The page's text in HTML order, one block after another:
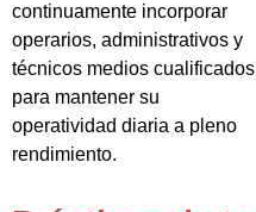
continuamente incorporar
operarios, administrativos y
técnicos medios cualificados
para mantener su
operatividad diaria a pleno
rendimiento.